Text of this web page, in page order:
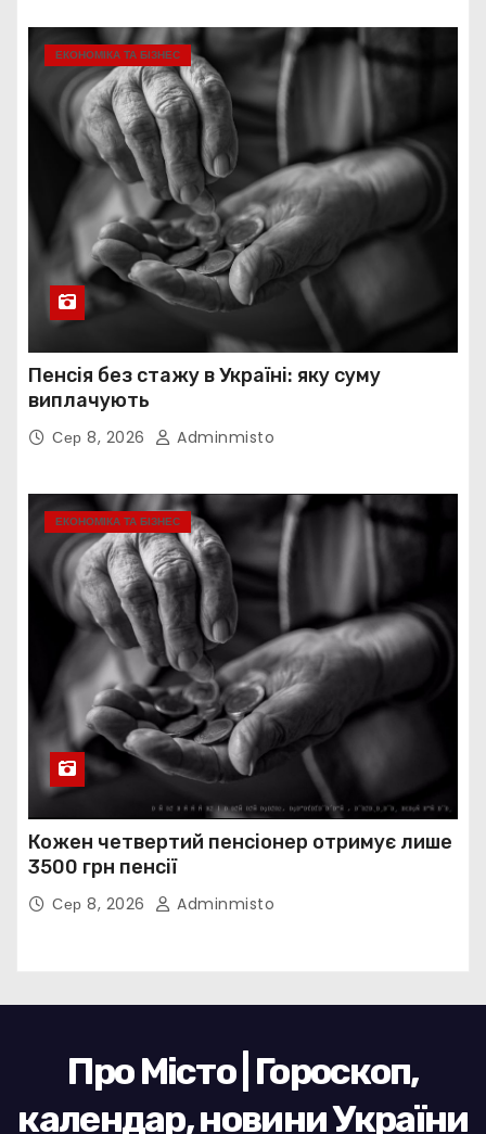
ЕКОНОМІКА ТА БІЗНЕС
Пенсія без стажу в Україні: яку суму
виплачують
Сер 8, 2026 Adminmisto
ЕКОНОМІКА ТА БІЗНЕС
Кожен четвертий пенсіонер отримує лише
3500 грн пенсії
Сер 8, 2026 Adminmisto
Про Місто | Гороскоп,
календар, новини України